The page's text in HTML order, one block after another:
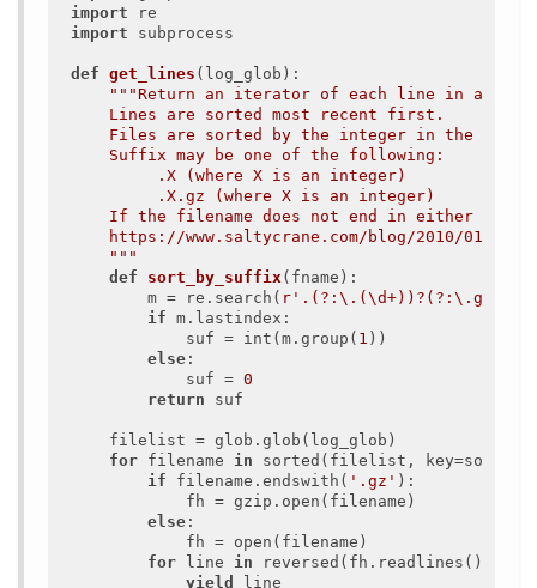
import
import subprocess
def get_lines (log_glob) :
"""Return an iterator of each line in all
    Lines are sorted most recent first.
Files are sorted by the integer in the
    Suffix may be one of the following:
         .X (where X is an integer)
         .X.gz (where X is an integer)
If the filename does not end in either
https://www.saltycrane.com/blog/2010/01/
    """
def
sort_by_suffix (fname) :
        m = re.search(
r'.(?:\.(\d+))?(?:\.gz)?$'
if m.lastindex:
            suf = int(m.group(
1 ))
else :
            suf =
0
return suf
    filelist = glob.glob(log_glob)
for filename in sorted(filelist,
if filename.endswith( '.gz' ):
            fh = gzip.open(filename)
else :
            fh = open(filename)
for line in reversed(fh.readlines()):
yield
line